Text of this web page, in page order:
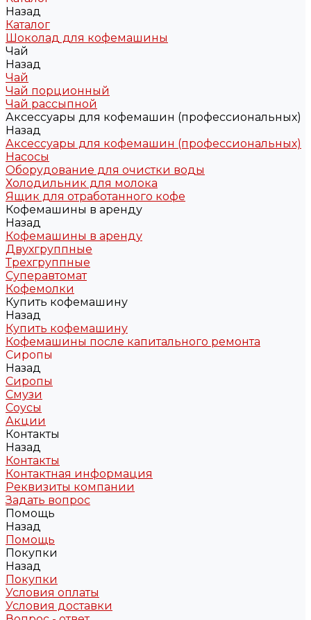
Назад
Каталог
Шоколад для кофемашины
Чай
Назад
Чай
Чай порционный
Чай рассыпной
Аксессуары для кофемашин (профессиональных)
Назад
Аксессуары для кофемашин (профессиональных)
Насосы
Оборудование для очистки воды
Холодильник для молока
Ящик для отработанного кофе
Кофемашины в аренду
Назад
Кофемашины в аренду
Двухгруппные
Трехгруппные
Суперавтомат
Кофемолки
Купить кофемашину
Назад
Купить кофемашину
Кофемашины после капитального ремонта
Сиропы
Назад
Сиропы
Смузи
Соусы
Акции
Контакты
Назад
Контакты
Контактная информация
Реквизиты компании
Задать вопрос
Помощь
Назад
Помощь
Покупки
Назад
Покупки
Условия оплаты
Условия доставки